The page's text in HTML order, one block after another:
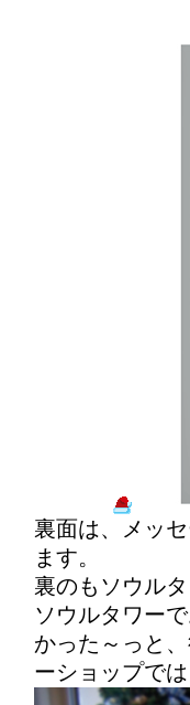
裏面は、メッ
ます。
裏のもソウル
ソウルタワー
かった～っと
ーショップで